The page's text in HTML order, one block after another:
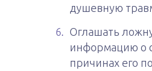
душевную
Оглашать
информацию о
причинах его